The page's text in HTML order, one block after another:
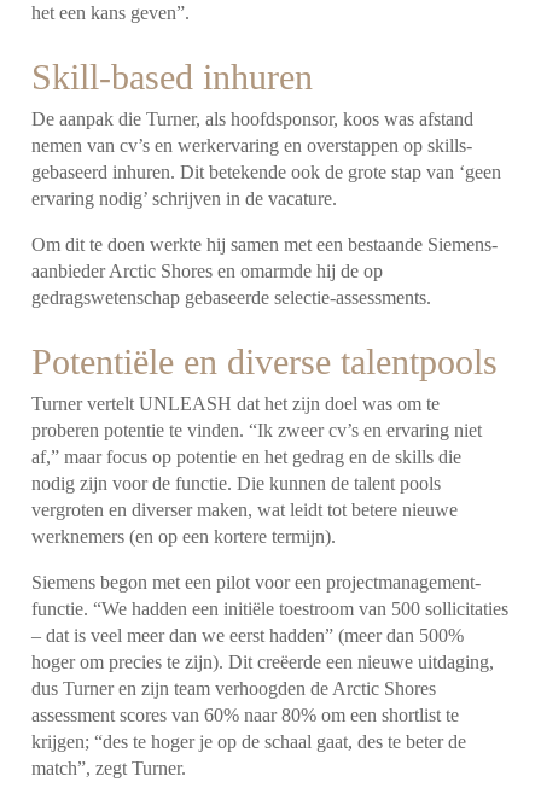
het een kans geven”.
Skill-based inhuren
De aanpak die Turner, als hoofdsponsor, koos was afstand
nemen van cv’s en werkervaring en overstappen op skills-
gebaseerd inhuren. Dit betekende ook de grote stap van ‘geen
ervaring nodig’ schrijven in de vacature.
Om dit te doen werkte hij samen met een bestaande Siemens-
aanbieder Arctic Shores en omarmde hij de op
gedragswetenschap gebaseerde selectie-assessments.
Potentiële en diverse talentpools
Turner vertelt UNLEASH dat het zijn doel was om te
proberen potentie te vinden. “Ik zweer cv’s en ervaring niet
af,” maar focus op potentie en het gedrag en de skills die
nodig zijn voor de functie. Die kunnen de talent pools
vergroten en diverser maken, wat leidt tot betere nieuwe
werknemers (en op een kortere termijn).
Siemens begon met een pilot voor een projectmanagement-
functie. “We hadden een initiële toestroom van 500 sollicitaties
– dat is veel meer dan we eerst hadden” (meer dan 500%
hoger om precies te zijn). Dit creëerde een nieuwe uitdaging,
dus Turner en zijn team verhoogden de Arctic Shores
assessment scores van 60% naar 80% om een shortlist te
krijgen; “des te hoger je op de schaal gaat, des te beter de
match”, zegt Turner.